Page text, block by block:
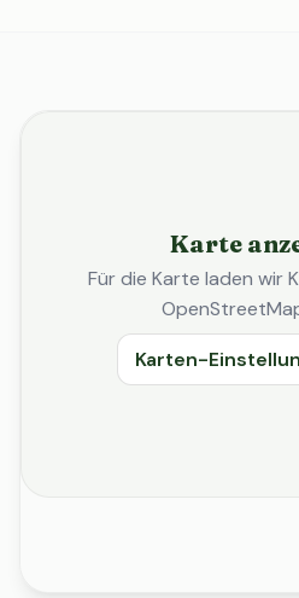
Karte
Für die Karte laden wir
Karten-